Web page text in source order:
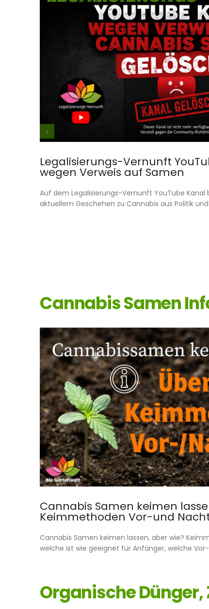
Legalisierungs-Vernunft
wegen Verweis auf Samen
Auf dem Legalisierungs-Vernunft YouTube
aktuellem Geschehen zu Cannabis aus Politik und
Cannabis Samen
Cannabis Samen keimen
Keimmethoden Vor-und
Cannabis Samen keimen lassen, aber wie?
welche ist wie geeignet für Anfänger, welche Vor-
Organische